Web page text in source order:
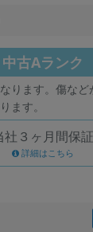
中古Aランク
ります。傷な
ます。
社３ヶ月間保証
詳細はこちら